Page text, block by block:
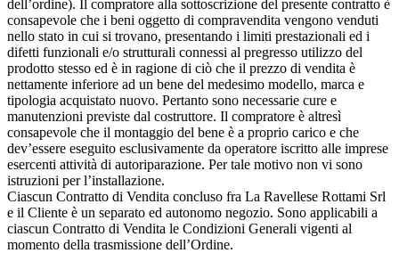
dell’ordine). Il compratore alla sottoscrizione del presente contratto è
consapevole che i beni oggetto di compravendita vengono venduti
nello stato in cui si trovano, presentando i limiti prestazionali ed i
difetti funzionali e/o strutturali connessi al pregresso utilizzo del
prodotto stesso ed è in ragione di ciò che il prezzo di vendita è
nettamente inferiore ad un bene del medesimo modello, marca e
tipologia acquistato nuovo. Pertanto sono necessarie cure e
manutenzioni previste dal costruttore. Il compratore è altresì
consapevole che il montaggio del bene è a proprio carico e che
dev’essere eseguito esclusivamente da operatore iscritto alle imprese
esercenti attività di autoriparazione. Per tale motivo non vi sono
istruzioni per l’installazione.
Ciascun Contratto di Vendita concluso fra La Ravellese Rottami Srl
e il Cliente è un separato ed autonomo negozio. Sono applicabili a
ciascun Contratto di Vendita le Condizioni Generali vigenti al
momento della trasmissione dell’Ordine.